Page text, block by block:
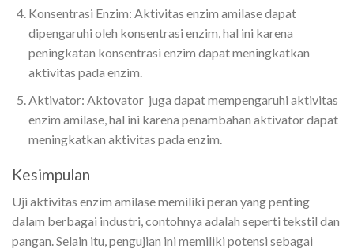
Konsentrasi Enzim: Aktivitas enzim amilase dapat
dipengaruhi oleh konsentrasi enzim, hal ini karena
peningkatan konsentrasi enzim dapat meningkatkan
aktivitas pada enzim.
Aktivator: Aktovator juga dapat mempengaruhi aktivitas
enzim amilase, hal ini karena penambahan aktivator dapat
meningkatkan aktivitas pada enzim.
Kesimpulan
Uji aktivitas enzim amilase memiliki peran yang penting
dalam berbagai industri, contohnya adalah seperti tekstil dan
pangan. Selain itu, pengujian ini memiliki potensi sebagai